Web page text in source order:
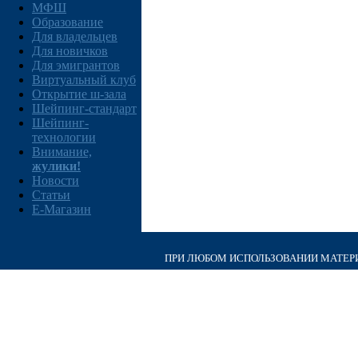
МФШ
Образование
Для владельцев
Для новичков
Для эмигрантов
Виртуальный клуб
Открытие ш-зала
Шейпинг-стандарт
Шейпинг-
технологии
Внимание,
жулики!
Новости
Статьи
E-Магазин
ПРИ ЛЮБОМ ИСПОЛЬЗОВАНИИ